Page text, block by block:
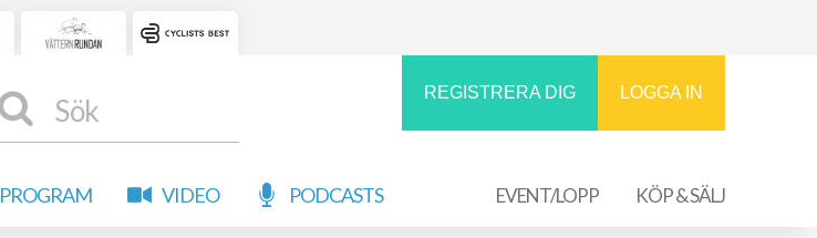
Sök
REGISTRERA DIG LOGGA IN
VIDEO PODCASTS EVENT/LOPP KÖP & SÄLJ